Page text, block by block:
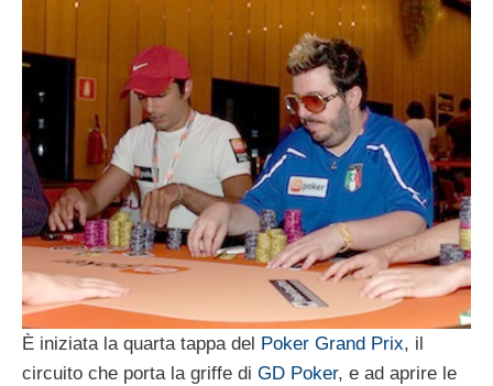
È iniziata la quarta tappa del Poker Grand Prix, il
circuito che porta la griffe di GD Poker, e ad aprire le